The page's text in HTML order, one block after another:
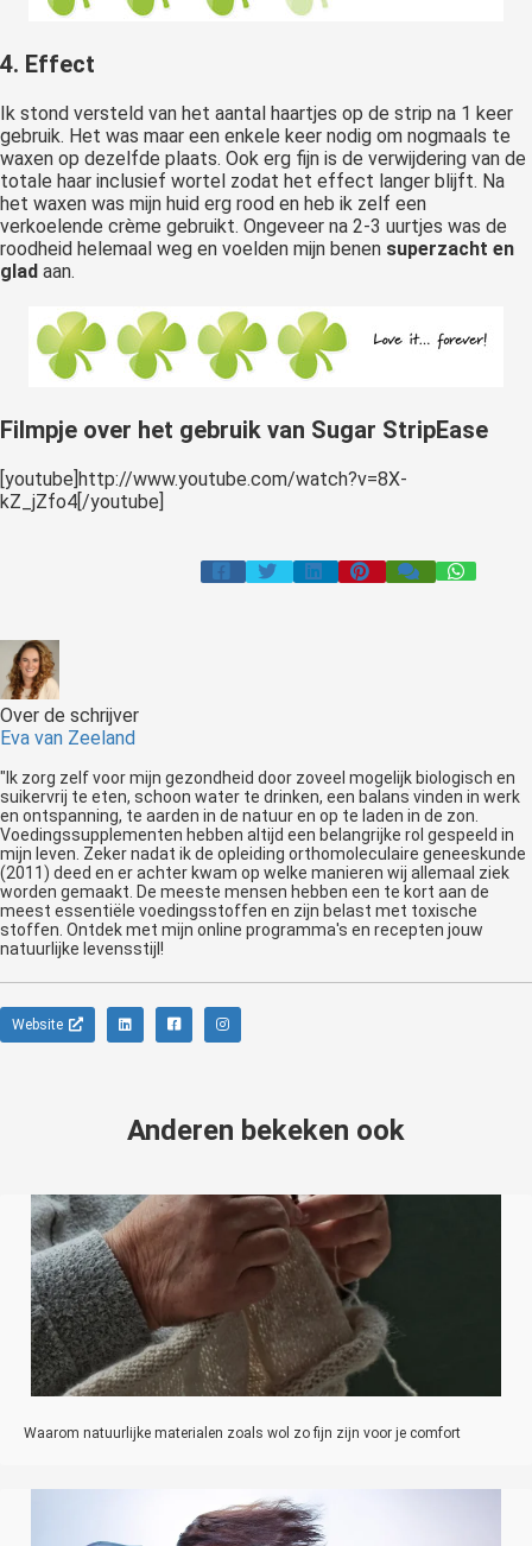
4. Effect
Ik stond versteld van het aantal haartjes op de strip na 1 keer
gebruik. Het was maar een enkele keer nodig om nogmaals te
waxen op dezelfde plaats. Ook erg fijn is de verwijdering van de
totale haar inclusief wortel zodat het effect langer blijft. Na
het waxen was mijn huid erg rood en heb ik zelf een
verkoelende crème gebruikt. Ongeveer na 2-3 uurtjes was de
roodheid helemaal weg en voelden mijn benen superzacht en
glad aan.
Filmpje over het gebruik van Sugar StripEase
[youtube]http://www.youtube.com/watch?v=8X-
kZ_jZfo4[/youtube]
Over de schrijver
Eva van Zeeland
"Ik zorg zelf voor mijn gezondheid door zoveel mogelijk biologisch en
suikervrij te eten, schoon water te drinken, een balans vinden in werk
en ontspanning, te aarden in de natuur en op te laden in de zon.
Voedingssupplementen hebben altijd een belangrijke rol gespeeld in
mijn leven. Zeker nadat ik de opleiding orthomoleculaire geneeskunde
(2011) deed en er achter kwam op welke manieren wij allemaal ziek
worden gemaakt. De meeste mensen hebben een te kort aan de
meest essentiële voedingsstoffen en zijn belast met toxische
stoffen. Ontdek met mijn online programma's en recepten jouw
natuurlijke levensstijl!
Website
Anderen bekeken ook
Waarom natuurlijke materialen zoals wol zo fijn zijn voor je comfort